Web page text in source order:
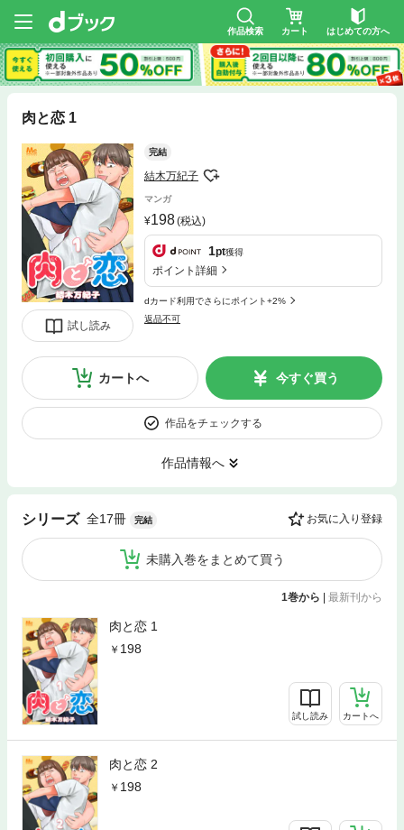
作品検索 カート はじめての方へ
肉と恋 1
試し読み
完結
結木万紀子
マンガ
198(税込)
1pt獲得
ポイント詳細
dカード利用でさらにポイント+2%
返品不可
カートへ 今すぐ買う
作品をチェックする
作品情報へ
シリーズ 全17冊 完結 お気に入り登録
未購入巻をまとめて買う
1巻から 最新刊から
肉と恋 1
198
試し読み カートへ
肉と恋 2
198